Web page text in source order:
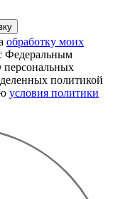
обработку моих
Федеральным
политикой
условия политики